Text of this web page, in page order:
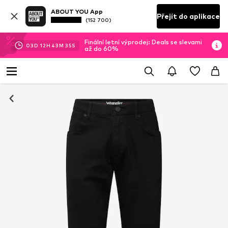
ABOUT YOU App
(152 700) Přejít do aplikace
03D 12H 43M 35S
Finální letní výprodej: Deals se slevami
až do 60%